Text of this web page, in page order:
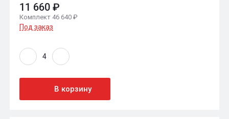
11 660 ₽
Комплект 46 640 ₽
Под заказ
В корзину